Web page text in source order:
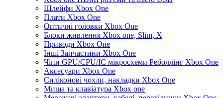
Шлейфи Xbox One
Плати Xbox One
Оптичні головки Xbox One
Блоки живлення Xbox one, Slim, X
Приводи Xbox One
Інші Запчастини Xbox One
Чіпи GPU/CPU/IC мікросхеми Реболлінг Xbox One
Аксесуари Xbox One
Силіконові чохли, накладки Xbox One
Миша та клавіатура Xbox one